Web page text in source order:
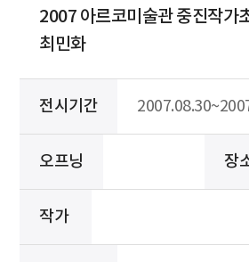
2007 아르코미술관 중진작가
최민화
전시기간
오프닝 장
작가